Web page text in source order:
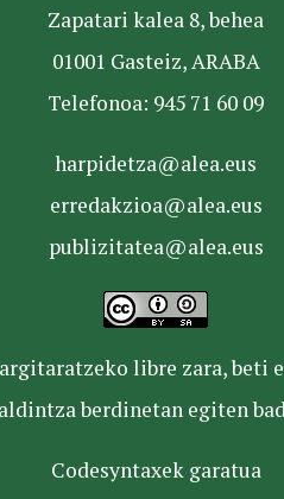
Zapatari kalea 8, behea
01001 Gasteiz, ARABA
Telefonoa: 945 71 60 09
harpidetza@alea.eus
erredakzioa@alea.eus
publizitatea@alea.eus
libre zara,
berdinetan egiten
Codesyntaxek garatua